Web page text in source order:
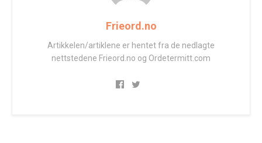
Frieord.no
Artikkelen/artiklene er hentet fra de nedlagte
nettstedene Frieord.no og Ordetermitt.com